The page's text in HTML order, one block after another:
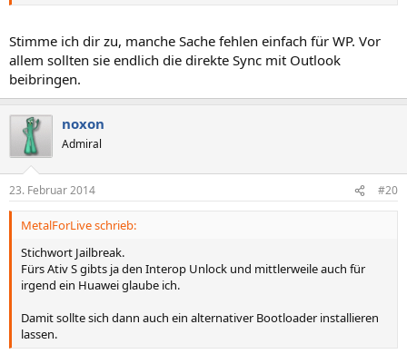
Stimme ich dir zu, manche Sache fehlen einfach für WP. Vor
allem sollten sie endlich die direkte Sync mit Outlook
beibringen.
noxon
Admiral
23. Februar 2014 #20
MetalForLive schrieb:
Stichwort Jailbreak.
Fürs Ativ S gibts ja den Interop Unlock und mittlerweile auch für
irgend ein Huawei glaube ich.
Damit sollte sich dann auch ein alternativer Bootloader installieren
lassen.